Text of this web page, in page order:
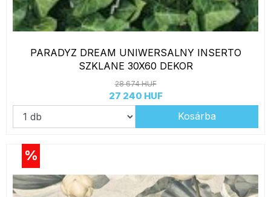
PARADYZ DREAM UNIWERSALNY INSERTO
SZKLANE 30X60 DEKOR
28 674 HUF
27 240 HUF
Kosárba
%